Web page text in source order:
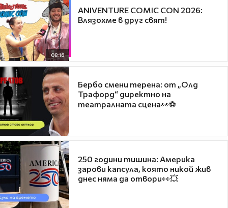
08:16
ANIVENTURE COMIC CON 2026:
Влязохме в друг свят!
Бербо смени терена: от „Олд
Трафорд“ директно на
театралната сцена👀⚽
250 години тишина: Америка
зарови капсула, която никой жив
днес няма да отвори👀💥